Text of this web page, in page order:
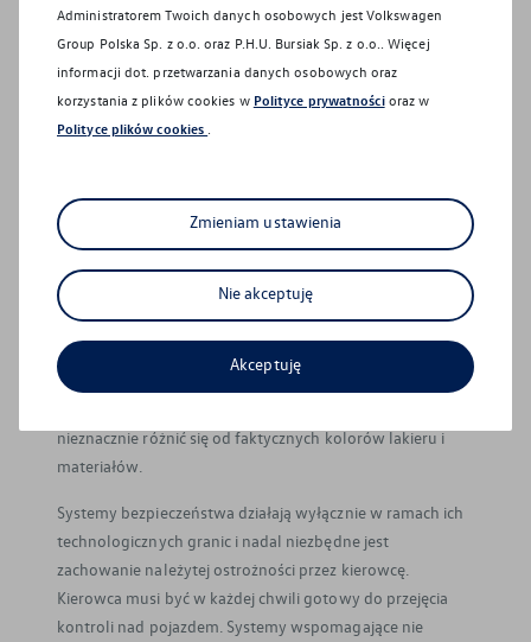
dodatkowych odbiorników energii, temperatury
zewnętrznej, liczby pasażerów, obciążenia ładunkiem i
Podane ceny obejmują podatek VAT (23%).
Z uwagi na ograniczenia technik drukarskich lub
parametrów ekranu, na którym obraz jest wyświetlany,
nieznacznie różnić się od faktycznych kolorów lakieru i
materiałów.
Systemy bezpieczeństwa działają wyłącznie w ramach ich
technologicznych granic i nadal niezbędne jest
zachowanie należytej ostrożności przez kierowcę.
Kierowca musi być w każdej chwili gotowy do przejęcia
kontroli nad pojazdem. Systemy wspomagające nie
Administratorem Twoich danych osobowych jest Volkswagen
Group Polska Sp. z o.o. oraz P.H.U. Bursiak Sp. z o.o.
. Więcej
informacji dot. przetwarzania danych osobowych oraz
korzystania z plików cookies w Polityce prywatnościoraz w
Polityce plików cookies
Zmieniam ustawienia
Nie akceptuję
Akceptuję